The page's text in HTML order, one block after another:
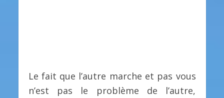
Le fait que l’autre marche et pas vous
n’est pas le problème de l’autre,